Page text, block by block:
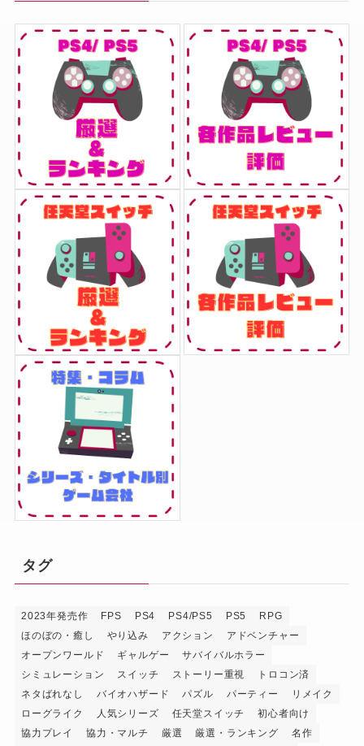
タグ
2023年発売作 FPS PS4 PS4/PS5 PS5
RPG
ほのぼの・癒し
やり込み アクション
アドベンチャー
オープンワールド
ギャルゲー
サバイバルホラー
シミュレーション
スイッチ ストーリー重視
トロコン済
ネタばれなし
バイオハザード パズル パーティー
リメイク
ローグライク
人気シリーズ 任天堂スイッチ
初心者向け
協力プレイ
協力・マルチ 厳選 厳選・ランキング 名作